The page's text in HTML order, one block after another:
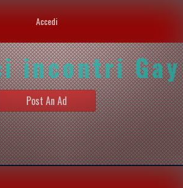
Accedi
incontri Gay
Post An Ad